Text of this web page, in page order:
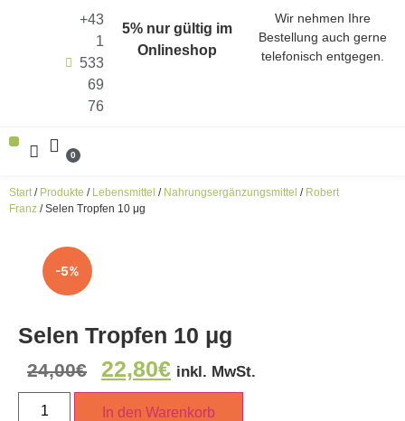
5% nur gültig im
Onlineshop
Wir nehmen Ihre
Bestellung auch gerne
telefonisch entgegen.
+43
1
533
69
76
0
Start/ Produkte / Lebensmittel / Nahrungsergänzungsmittel / Robert
Franz / Selen Tropfen 10 μg
-5%
Selen Tropfen 10 μg
24,00€ 22,80€ inkl. MwSt.
In den Warenkorb